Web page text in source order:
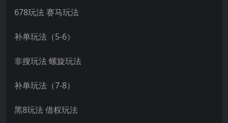
678玩法 赛马玩法
补单玩法（5-6）
非搜玩法 螺旋玩法
补单玩法（7-8）
黑8玩法 借权玩法